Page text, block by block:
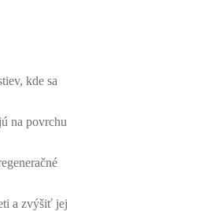
kde sa
na povrchu
a zvýšiť jej